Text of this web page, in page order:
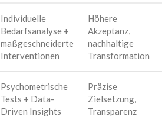
Individuelle
Bedarfsanalyse +
maßgeschneiderte
Interventionen
Höhere
Akzeptanz,
nachhaltige
Transformation
Psychometrische
Tests + Data-
Driven Insights
Präzise
Zielsetzung,
Transparenz